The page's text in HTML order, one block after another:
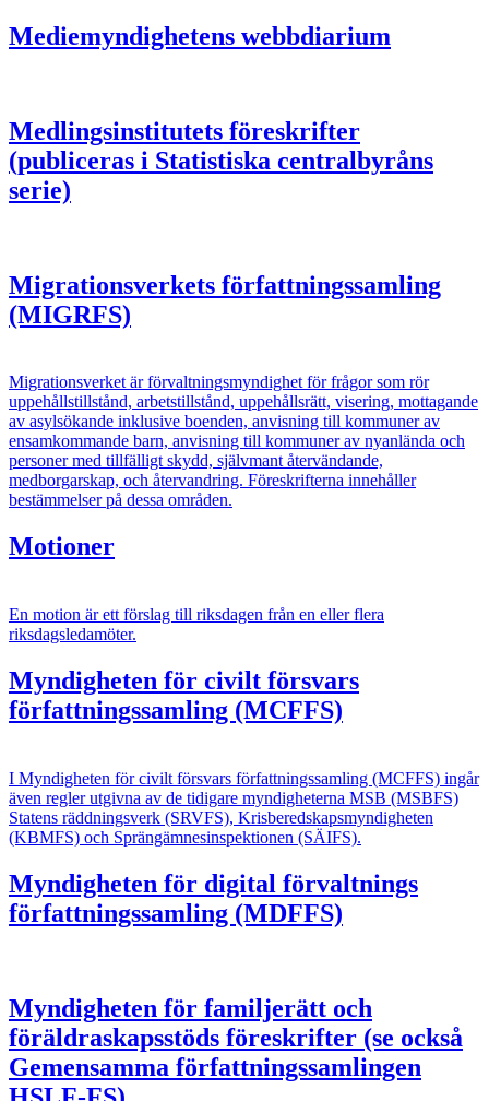
Mediemyndighetens webbdiarium
Medlingsinstitutets föreskrifter
(publiceras i Statistiska centralbyråns
serie)
Migrationsverkets författningssamling
(MIGRFS)
Migrationsverket är förvaltningsmyndighet för frågor som rör
uppehållstillstånd, arbetstillstånd, uppehållsrätt, visering, mottagande
av asylsökande inklusive boenden, anvisning till kommuner av
ensamkommande barn, anvisning till kommuner av nyanlända och
personer med tillfälligt skydd, självmant återvändande,
medborgarskap, och återvandring. Föreskrifterna innehåller
bestämmelser på dessa områden.
Motioner
En motion är ett förslag till riksdagen från en eller flera
riksdagsledamöter.
Myndigheten för civilt försvars
författningssamling (MCFFS)
I Myndigheten för civilt försvars författningssamling (MCFFS) ingår
även regler utgivna av de tidigare myndigheterna MSB (MSBFS)
Statens räddningsverk (SRVFS), Krisberedskapsmyndigheten
(KBMFS) och Sprängämnesinspektionen (SÄIFS).
Myndigheten för digital förvaltnings
författningssamling (MDFFS)
Myndigheten för familjerätt och
föräldraskapsstöds föreskrifter (se också
Gemensamma författningssamlingen